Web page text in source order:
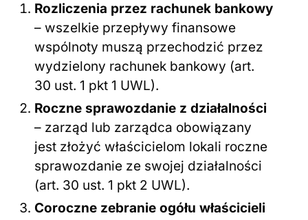
Rozliczenia przez rachunek bankowy
– wszelkie przepływy finansowe
wspólnoty muszą przechodzić przez
wydzielony rachunek bankowy (art.
30 ust. 1 pkt 1 UWL).
Roczne sprawozdanie z działalności
– zarząd lub zarządca obowiązany
jest złożyć właścicielom lokali roczne
sprawozdanie ze swojej działalności
(art. 30 ust. 1 pkt 2 UWL).
Coroczne zebranie ogółu właścicieli